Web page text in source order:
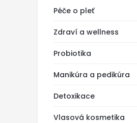
Péče o pleť
Zdraví a wellness
Probiotika
Manikúra a pedikúra
Detoxikace
Vlasová kosmetika